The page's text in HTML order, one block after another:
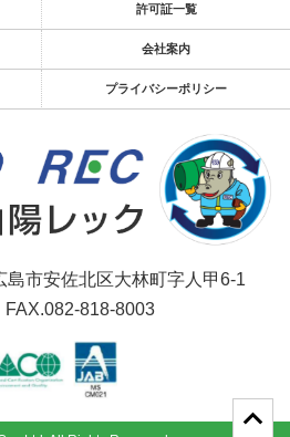
許可証一覧
会社案内
プライバシーポリシー
島市安佐北区大林町字人甲6-1
818-8003